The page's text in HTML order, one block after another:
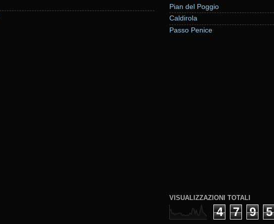
Pian del Poggio
Caldirola
Passo Penice
VISUALIZZAZIONI TOTALI
4 7 9 5